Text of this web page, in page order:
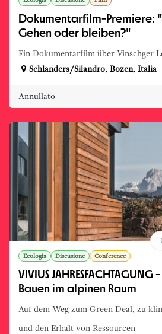
Dokumentarfilm-Premiere:
Gehen oder bleiben?"
Ein Dokumentarfilm über Vinschger
Schlanders/Silandro, Bozen, Italia
Annullato
Ecologia Discusione Conference
VIVIUS
Bauen im alpinen Raum
Auf dem Weg zum Green Deal, zu
und den Erhalt von Ressourcen